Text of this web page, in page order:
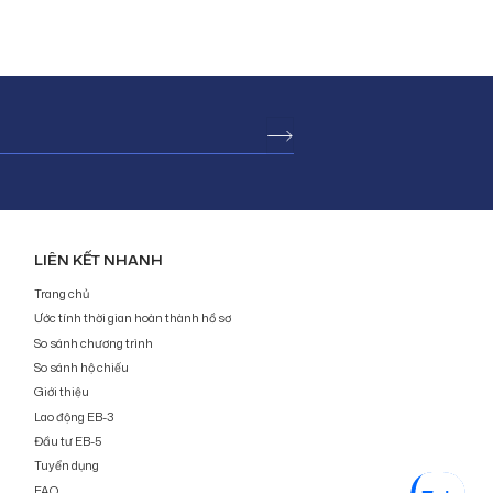
LIÊN KẾT NHANH
Trang chủ
Ước tính thời gian hoàn thành hồ sơ
So sánh chương trình
So sánh hộ chiếu
Giới thiệu
Lao động EB-3
Đầu tư EB-5
Tuyển dụng